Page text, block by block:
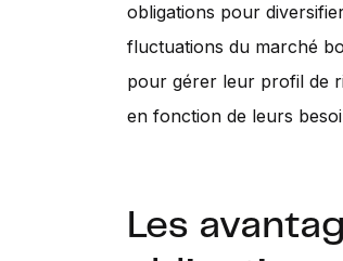
obligations pour
fluctuations du marché
pour gérer leur profil de
en fonction de leurs
Les